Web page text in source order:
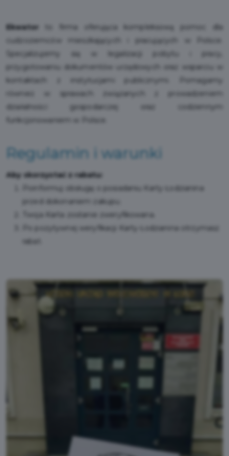
Ekwator
to firma oferująca kompleksową pomoc dla
cudzoziemców mieszkających i pracujących w Polsce.
Specjalizujemy się w legalizacji pobytu i pracy,
przygotowaniu dokumentów urzędowych oraz wsparciu w
kontaktach z instytucjami publicznymi. Pomagamy
również w sprawach związanych z prowadzeniem
działalności gospodarczej oraz codziennym
funkcjonowaniem w Polsce.
Regulamin i warunki
Aby skorzystać z rabatu:
Poinformuj obsługę o posiadaniu Karty Łodzianina
przed dokonaniem zakupu.
Twoja Karta zostanie zweryfikowana.
Po pozytywnej weryfikacji Karty Łodzianina otrzymasz
rabat.